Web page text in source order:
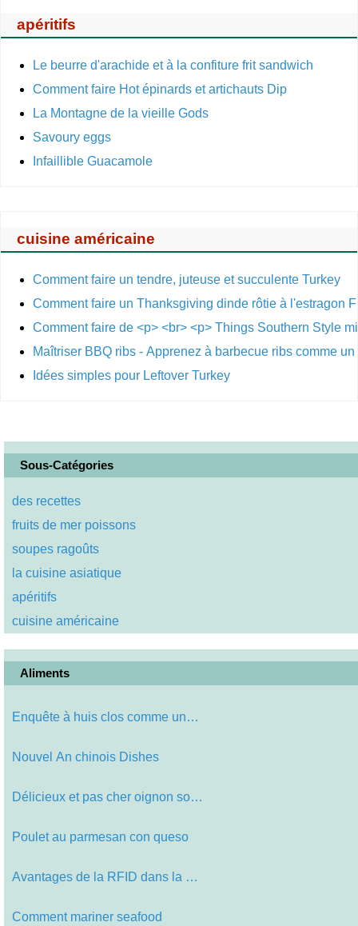
apéritifs
Le beurre d'arachide et à la confiture frit sandwich
Comment faire Hot épinards et artichauts Dip
La Montagne de la vieille Gods
Savoury eggs
Infaillible Guacamole
cuisine américaine
Comment faire un tendre, juteuse et succulente Turkey
Comment faire un Thanksgiving dinde rôtie à l'estragon
Comment faire de <p> <br> <p> Things Southern Style
Maîtriser BBQ ribs - Apprenez à barbecue ribs comme un
Idées simples pour Leftover Turkey
Sous-Catégories
des recettes
fruits de mer poissons
soupes ragoûts
la cuisine asiatique
apéritifs
cuisine américaine
Aliments
Enquête à huis clos comme une car…
Nouvel An chinois Dishes
Délicieux et pas cher oignon soup
Poulet au parmesan con queso
Avantages de la RFID dans la sécur…
Comment mariner seafood